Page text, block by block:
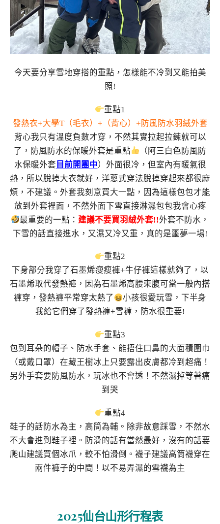
今天要分享雪地穿搭的重點，怎樣能不冷到又能拍美
照!
重點1
發熱衣+大學T（毛衣）+（背心）+防風防水羽絨外套
背心我只有溫度負數才穿，不然其實拉起拉鍊就可以
了，防風防水的保暖外套是重點
（阿三白色防風防
水保暖外套 目前開團中）外面很冷，但室內有暖氣很
熱，所以脫掉大衣就好，洋蔥式穿法脫掉穿起來都很麻
煩，不建議。外套我刻意買大一點，因為這樣包包才能
放到外套裡面，不然外面下雪直接淋濕包包我會心疼
最重要的一點： 建議不要買羽絨外套!!外套不防水，
下雪的話直接進水，又濕又冷又重，真的是噩夢一場!
重點2
下身部分我穿了石墨烯瘦瘦褲+牛仔褲這樣就夠了，以
石墨烯取代發熱褲，因為石墨烯高腰束腹可當一般內搭
褲穿，發熱褲平常穿太熱了
小孩很愛玩雪，下半身
我給它們穿了發熱褲+雪褲，防水很重要!
重點3
包到耳朵的帽子、防水手套、能捂住口鼻的大面積圍巾
（或戴口罩）在藏王樹冰上只要露出皮膚都冷到超痛！
另外手套要防風防水，玩冰也不會透！不然濕掉等著痛
到哭
重點4
鞋子的話防水為主，高筒為輔。除非故意踩雪，不然水
不大會進到鞋子裡。防滑的話有當然最好，沒有的話要
爬山建議買個冰爪，較不怕滑倒。襪子建議高筒襪穿在
兩件褲子的中間！以不易弄濕的雪襪為主
2025仙台山形行程表